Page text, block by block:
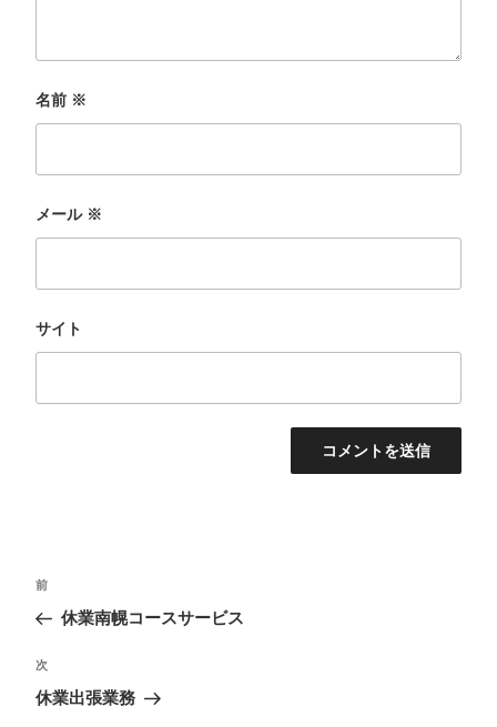
名前 ※
メール ※
サイト
投
ビ
ゲ
過
去
投
稿
前
休業南幌コースサービス
次
の
次
休業出張業務